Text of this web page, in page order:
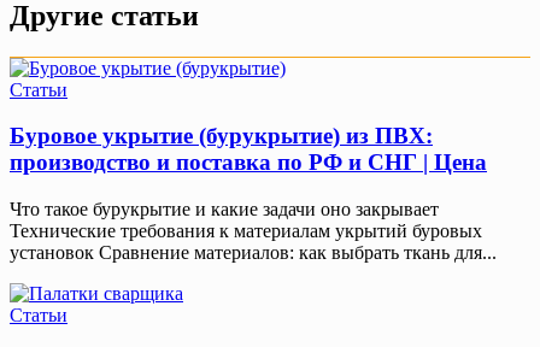
Другие статьи
Статьи
Буровое укрытие (бурукрытие) из ПВХ:
производство и поставка по РФ и СНГ | Цена
Что такое бурукрытие и какие задачи оно закрывает
Технические требования к материалам укрытий буровых
установок Сравнение материалов: как выбрать ткань для...
Статьи